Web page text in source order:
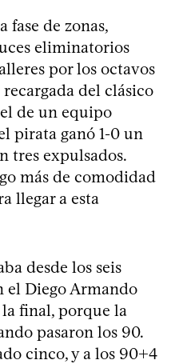
fase de zonas,
eliminatorios
por los octavos
del clásico
de un equipo
pirata ganó 1-0 un
tres expulsados.
más de comodidad
llegar a esta
desde los seis
el Diego Armando
la final, porque la
pasaron los 90.
cinco, y a los 90+4